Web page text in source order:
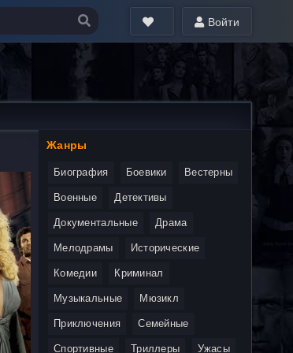
Войти
Жанры
Биография Боевики Вестерны
Военные Детективы
Документальные Драма
Мелодрамы Исторические
Комедии Криминал
Музыкальные Мюзикл
Приключения Семейные
Спортивные Триллеры Ужасы